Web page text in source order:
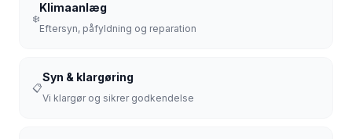
❄️
Klimaanlæg
Eftersyn, påfyldning og reparation
📋
Syn & klargøring
Vi klargør og sikrer godkendelse